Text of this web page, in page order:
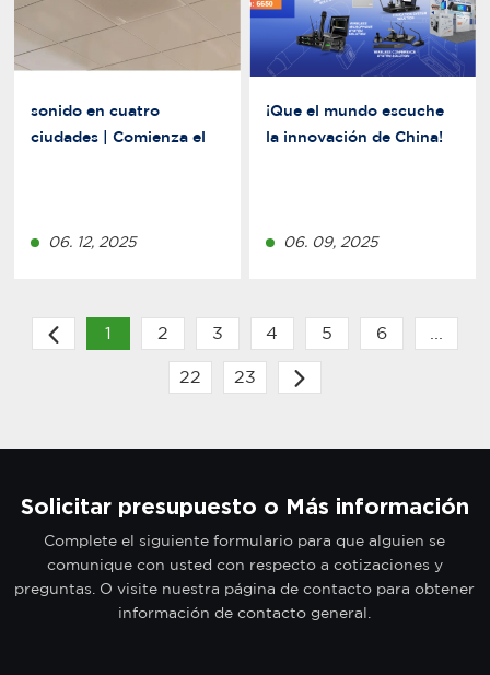
sonido en cuatro
ciudades | Comienza el
más inteligente!
06. 12, 2025
¡Que el mundo escuche
la innovación de China!
06. 09, 2025
1 2 3 4 5 6 ...
22 23
Solicitar presupuesto o Más información
Complete el siguiente formulario para que alguien se
comunique con usted con respecto a cotizaciones y
preguntas. O visite nuestra página de contacto para obtener
información de contacto general.